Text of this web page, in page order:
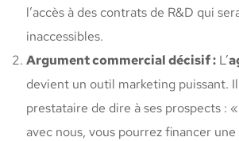
l’accès à des contrats de R&D qui
inaccessibles.
Argument commercial décisif : L’
devient un outil marketing puissant.
prestataire de dire à ses prospects :
avec nous, vous pourrez financer